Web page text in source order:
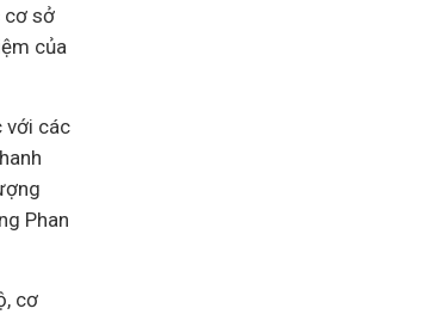
cơ sở
của
với các
Phan
cơ